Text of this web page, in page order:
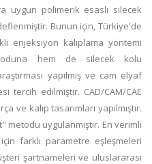
uygun polimerik esaslı silecek
Bunun için, Türkiye'de
enjeksiyon kalıplama yöntemi
hem de silecek kolu
yapılmış ve cam elyaf
tercih edilmiştir. CAD/CAM/CAE
ve kalıp tasarımları yapılmıştır.
uygulanmıştır. En verimli
farklı parametre eşleşmeleri
şartnameleri ve uluslararası